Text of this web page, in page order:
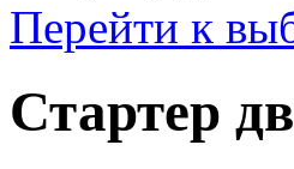
Перейти к
Стартер